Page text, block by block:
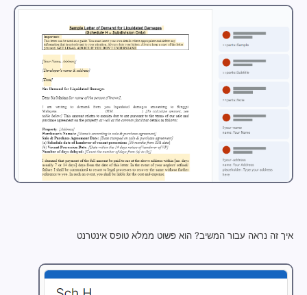
איך זה נראה עבור המשיב? הוא פשוט ממלא טופס אינטרנט